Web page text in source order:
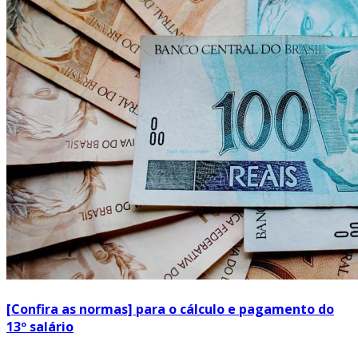
[Confira as normas] para o cálculo e pagamento do
13º salário